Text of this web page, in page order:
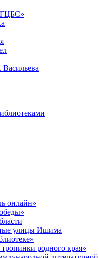
онлайн»
улицы Ишима
родного края»